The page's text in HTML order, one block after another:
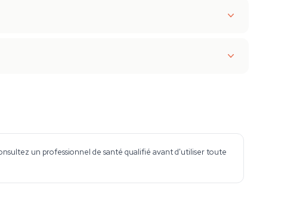
un professionnel de santé qualifié avant d'utiliser toute